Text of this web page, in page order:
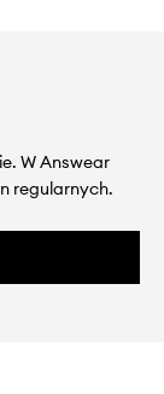
W Answear
regularnych.